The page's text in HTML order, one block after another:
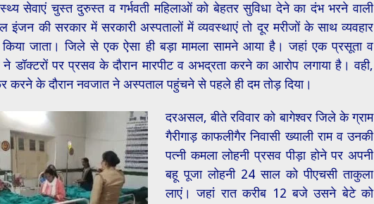
सेवाएं चुस्त दुरुस्त व गर्भवती महिलाओं को बेहतर सुविधा देने का दंभ भरने वाली
इंजन की सरकार में सरकारी अस्पतालों में व्यवस्थाएं तो दूर मरीजों के साथ व्यवहार
जाता। जिले से एक ऐसा ही बड़ा मामला सामने आया है। जहां एक प्रसूता व
डॉक्टरों पर प्रसव के दौरान मारपीट व अभद्रता करने का आरोप लगाया है। वही,
करने के दौरान नवजात ने अस्पताल पहुंचने से पहले ही दम तोड़ दिया।
दरअसल, बीते रविवार को बागेश्वर जिले के ग्राम
गैरीगाड़ काफलीगैर निवासी ख्याली राम व उनकी
पत्नी कमला लोहनी प्रसव पीड़ा होने पर अपनी
बहू पूजा लोहनी 24 साल को पीएचसी ताकुला
लाएं। जहां रात करीब 12 बजे उसने बेटे को